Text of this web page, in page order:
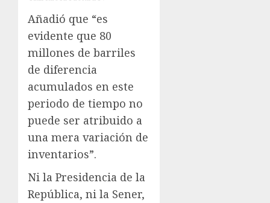
Añadió que “es
evidente que 80
millones de barriles
de diferencia
acumulados en este
periodo de tiempo no
puede ser atribuido a
una mera variación de
inventarios”.
Ni la Presidencia de la
República, ni la Sener,